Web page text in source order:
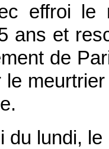
effroi le
ans et
de
le
du lundi,